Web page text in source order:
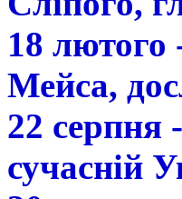
18 лютого
Мейса,
22 серпня
сучасній